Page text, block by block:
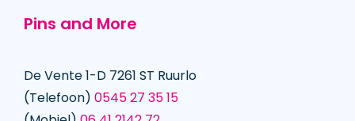
Pins and More
De Vente 1-D 7261 ST Ruurlo
(Telefoon) 0545 27 35 15